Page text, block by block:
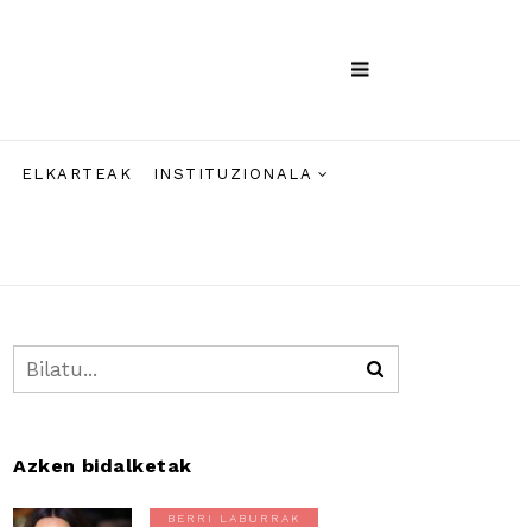
ELKARTEAK INSTITUZIONALA
Azken bidalketak
BERRI LABURRAK